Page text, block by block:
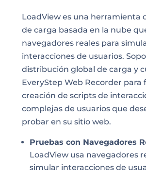
LoadView es una herramienta
de carga basada en la nube
navegadores reales para
interacciones de usuarios.
distribución global de carga y
EveryStep Web Recorder para
creación de scripts de
complejas de usuarios que
probar en su sitio web.
Pruebas con Navegadores
LoadView usa navegadores
simular interacciones de